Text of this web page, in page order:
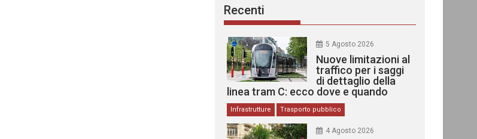
Recenti
5 Agosto 2026
Nuove limitazioni al
traffico per i saggi
di dettaglio della
linea tram C: ecco dove e quando
Infrastrutture Trasporto pubblico
4 Agosto 2026